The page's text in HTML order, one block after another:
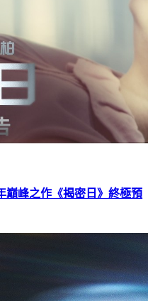
巔峰之作《揭密日》終極預